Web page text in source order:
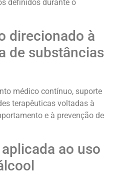
definidos durante o
direcionado à
de substâncias
médico contínuo, suporte
terapêuticas voltadas à
e à prevenção de
ao uso